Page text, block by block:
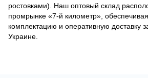
ростовками). Наш оптовый склад
промрынке «7-й километр»,
комплектацию и оперативную доставку
Украине.